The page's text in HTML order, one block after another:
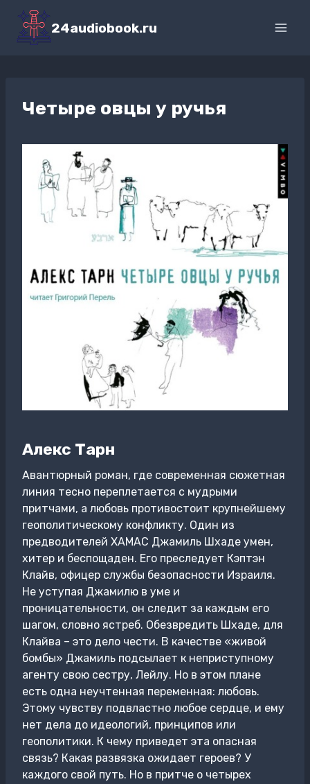
Перейти
содержимому
24audiobook.ru
Четыре овцы у ручья
Алекс Тарн
Авантюрный роман, где современная сюжетная
линия тесно переплетается с мудрыми
притчами, а любовь противостоит крупнейшему
геополитическому конфликту. Один из
предводителей ХАМАС Джамиль Шхаде умен,
хитер и беспощаден. Его преследует Кэптэн
Клайв, офицер службы безопасности Израиля.
Не уступая Джамилю в уме и
проницательности, он следит за каждым его
шагом, словно ястреб. Обезвредить Шхаде, для
Клайва – это дело чести. В качестве «живой
бомбы» Джамиль подсылает к неприступному
агенту свою сестру, Лейлу. Но в этом плане
есть одна неучтенная переменная: любовь.
Этому чувству подвластно любое сердце, и ему
нет дела до идеологий, принципов или
геополитики. К чему приведет эта опасная
связь? Какая развязка ожидает героев? У
каждого свой путь. Но в притче о четырех